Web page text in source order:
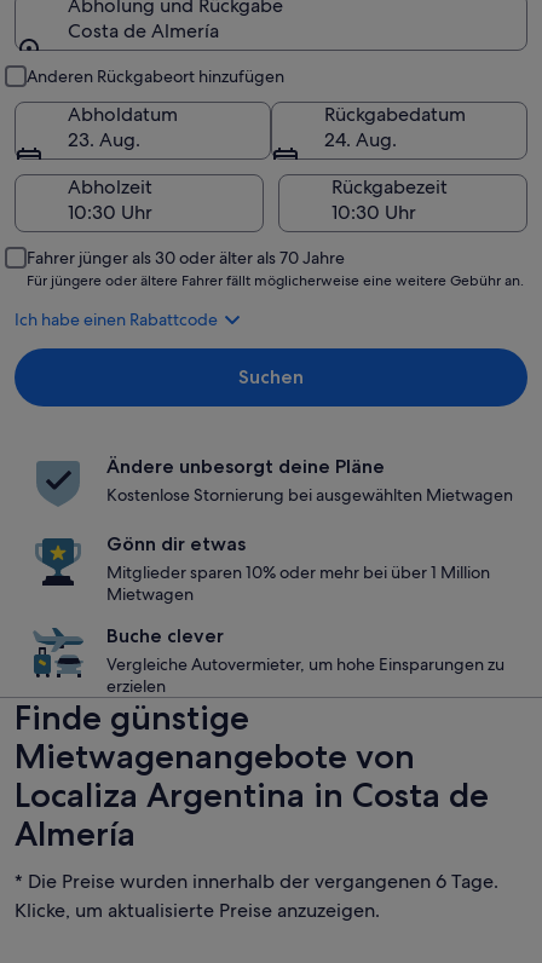
Abholung und Rückgabe
Costa de Almería
Anderen Rückgabeort hinzufügen
Abholdatum
23. Aug.
Rückgabedatum
24. Aug.
Abholzeit
Rückgabezeit
Fahrer jünger als 30 oder älter als 70 Jahre
Für jüngere oder ältere Fahrer fällt möglicherweise eine weitere Gebühr an.
Ich habe einen Rabattcode
Suchen
Ändere unbesorgt deine Pläne
Kostenlose Stornierung bei ausgewählten Mietwagen
Gönn dir etwas
Mitglieder sparen 10% oder mehr bei über 1 Million
Mietwagen
Buche clever
Vergleiche Autovermieter, um hohe Einsparungen zu
erzielen
Finde günstige
Mietwagenangebote von
Localiza Argentina in Costa de
Almería
* Die Preise wurden innerhalb der vergangenen 6 Tage.
Klicke, um aktualisierte Preise anzuzeigen.